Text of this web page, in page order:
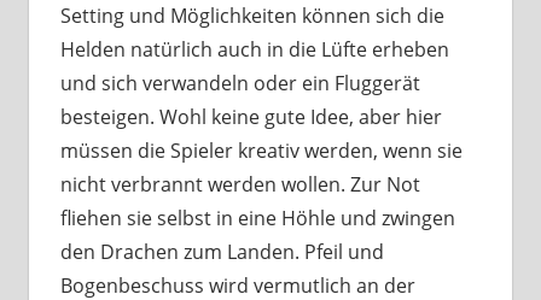
Setting und Möglichkeiten können sich die
Helden natürlich auch in die Lüfte erheben
und sich verwandeln oder ein Fluggerät
besteigen. Wohl keine gute Idee, aber hier
müssen die Spieler kreativ werden, wenn sie
nicht verbrannt werden wollen. Zur Not
fliehen sie selbst in eine Höhle und zwingen
den Drachen zum Landen. Pfeil und
Bogenbeschuss wird vermutlich an der